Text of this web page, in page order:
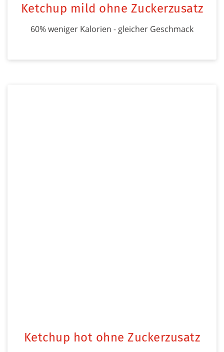
Ketchup mild ohne Zuckerzusatz
60% weniger Kalorien - gleicher Geschmack
Ketchup hot ohne Zuckerzusatz